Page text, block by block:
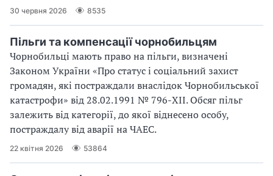
30 червня 2026 8535
Пільги та компенсації чорнобильцям
Чорнобильці мають право на пільги, визначені
Законом України «Про статус і соціальний захист
громадян, які постраждали внаслідок Чорнобильської
катастрофи» від 28.02.1991 № 796-XII. Обсяг пільг
залежить від категорії, до якої віднесено особу,
постраждалу від аварії на ЧАЕС.
22 квітня 2026 53864